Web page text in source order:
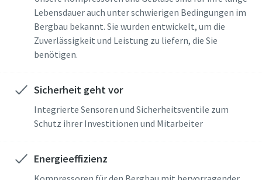
Lebensdauer auch unter schwierigen Bedingungen im
Bergbau bekannt. Sie wurden entwickelt, um die
Zuverlässigkeit und Leistung zu liefern, die Sie
benötigen.
Sicherheit geht vor
Integrierte Sensoren und Sicherheitsventile zum
Schutz ihrer Investitionen und Mitarbeiter
Energieeffizienz
Firma
Straße
Stadt